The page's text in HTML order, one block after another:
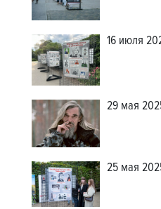
16 июля
29 мая
25 мая